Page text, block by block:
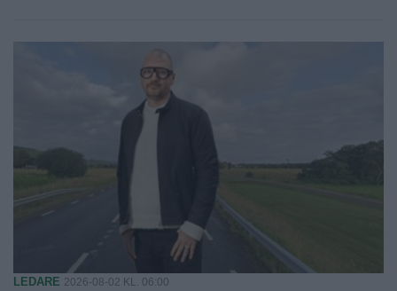
LEDARE 2026-08-02 KL. 06:00